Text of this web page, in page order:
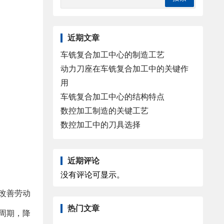
善劳动
期，降
近期文章
车铣复合加工中心的制造工艺
动力刀座在车铣复合加工中的关键作
用
车铣复合加工中心的结构特点
数控加工制造的关键工艺
数控加工中的刀具选择
近期评论
没有评论可显示。
热门文章